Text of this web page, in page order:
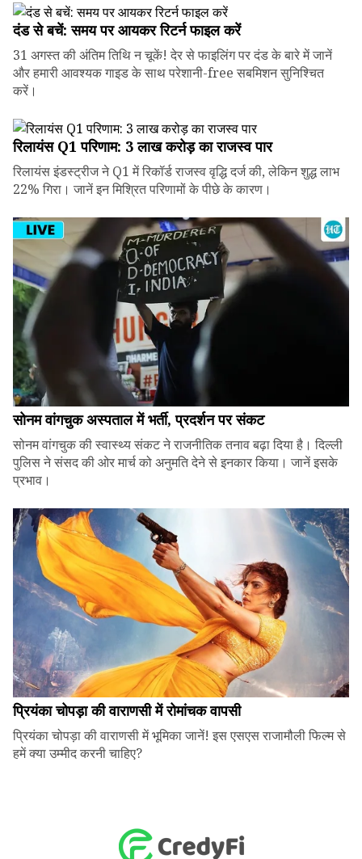
दंड से बचें: समय पर आयकर रिटर्न फाइल करें
31 अगस्त की अंतिम तिथि न चूकें! देर से फाइलिंग पर दंड के बारे में जानें
और हमारी आवश्यक गाइड के साथ परेशानी-free सबमिशन सुनिश्चित
करें।
रिलायंस Q1 परिणाम: ₹3 लाख करोड़ का राजस्व पार
रिलायंस इंडस्ट्रीज ने Q1 में रिकॉर्ड राजस्व वृद्धि दर्ज की, लेकिन शुद्ध लाभ
22% गिरा। जानें इन मिश्रित परिणामों के पीछे के कारण।
सोनम वांगचुक अस्पताल में भर्ती, प्रदर्शन पर संकट
सोनम वांगचुक की स्वास्थ्य संकट ने राजनीतिक तनाव बढ़ा दिया है। दिल्ली
पुलिस ने संसद की ओर मार्च को अनुमति देने से इनकार किया। जानें इसके
प्रभाव।
प्रियंका चोपड़ा की वाराणसी में रोमांचक वापसी
प्रियंका चोपड़ा की वाराणसी में भूमिका जानें! इस एसएस राजामौली फिल्म से
हमें क्या उम्मीद करनी चाहिए?